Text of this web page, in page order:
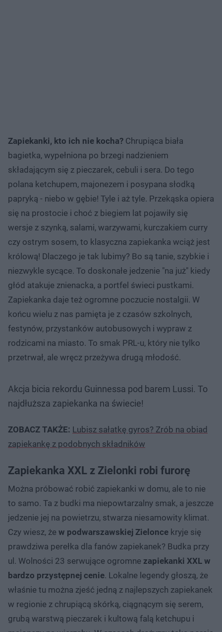
Zapiekanki, kto ich nie kocha? Chrupiąca biała
bagietka, wypełniona po brzegi nadzieniem
składającym się z pieczarek, cebuli i sera. Do tego
polana ketchupem, majonezem i posypana słodką
papryką - niebo w gębie! Tyle i aż tyle. Przekąska opiera
się na prostocie i choć z biegiem lat pojawiły się
wersje z szynką, salami, warzywami, kurczakiem curry
czy ostrym sosem, to klasyczna zapiekanka wciąż jest
królową! Dlaczego je tak lubimy? Bo są tanie, szybkie i
niezwykle sycące. To doskonałe jedzenie "na już" kiedy
głód atakuje znienacka, a portfel świeci pustkami.
Zapiekanka daje też ogromne poczucie nostalgii. W
końcu wielu z nas pamięta je z czasów szkolnych,
festynów, przystanków autobusowych i wypraw z
rodzicami na miasto. To smak PRL-u, który nie tylko
przetrwał, ale wręcz przeżywa drugą młodość.
Akcja bicia rekordu Guinnessa pod barem Lussi. To
najdłuższa zapiekanka na świecie!
ZOBACZ TAKŻE: Lubisz sałatkę gyros? Zrób na obiad
zapiekankę z podobnych składników
Zapiekanka XXL z Zielonki robi furorę
Można próbować robić zapiekanki w domu, ale to nie
to samo. Ta z budki ma niepowtarzalny smak, a jeszcze
jedzenie jej na powietrzu, stwarza niesamowity klimat.
Czy wiesz, że w podwarszawskiej Zielonce kryje się
prawdziwa perełka dla fanów zapiekanek? Budka przy
ul. Wolności 23 serwujące ogromne zapiekanki XXL w
bardzo przystępnej cenie. Lokalne legendy głoszą, że
właśnie tu można zjeść jedną z najlepszych zapiekanek
w regionie z chrupiącą skórką, ciągnącym się serem,
grubą warstwą pieczarek i kultową falą ketchupu i